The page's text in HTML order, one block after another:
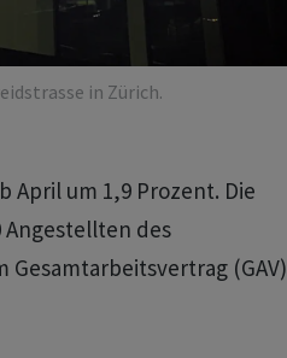
in Zürich.
April um 1,9 Prozent. Die
des
(GAV)